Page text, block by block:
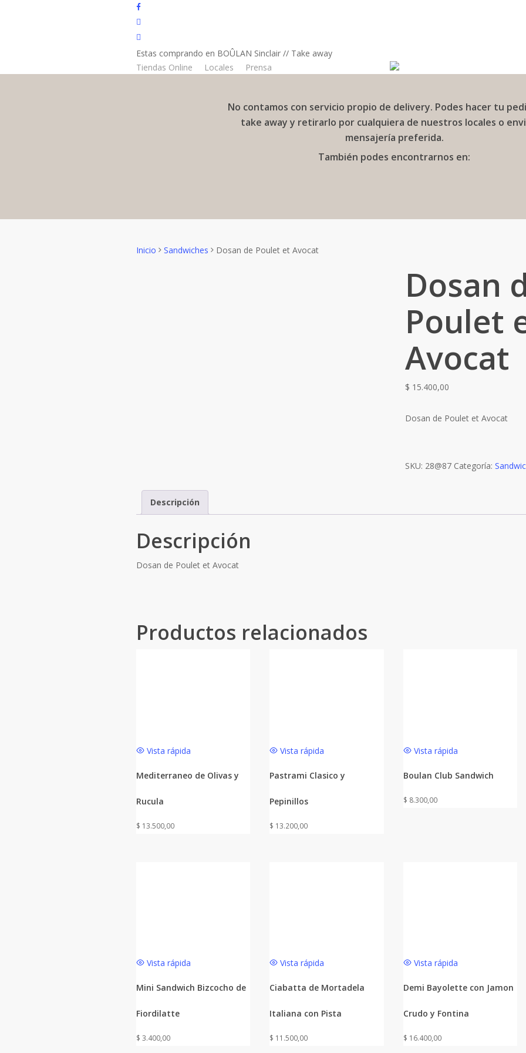
facebook
instagram
email
Estas comprando en BOÛLAN Sinclair // Take away
Tiendas Online
Locales Prensa
Carrito
No contamos con servicio propio de delivery. Podes hacer tu
take away y retirarlo por cualquiera de nuestros locales o
mensajería preferida.
También podes encontrarnos en:
Inicio Sandwiches Dosan de Poulet et Avocat
Dosan
Poulet
Avocat
$ 15.400,00
Dosan de Poulet et Avocat
SKU: 28@87 Categoría:
Descripción
Descripción
Dosan de Poulet et Avocat
Productos relacionados
Vista rápida
Mediterraneo de Olivas y
Rucula
$ 13.500,00
Vista rápida
Pastrami Clasico y
Pepinillos
$ 13.200,00
Vista rápida
Boulan Club Sandwich
$ 8.300,00
Vista rápida
Mini Sandwich Bizcocho de
Fiordilatte
$ 3.400,00
Vista rápida
Ciabatta de Mortadela
Italiana con Pista
$ 11.500,00
Vista rápida
Demi Bayolette con Jamon
Crudo y Fontina
$ 16.400,00